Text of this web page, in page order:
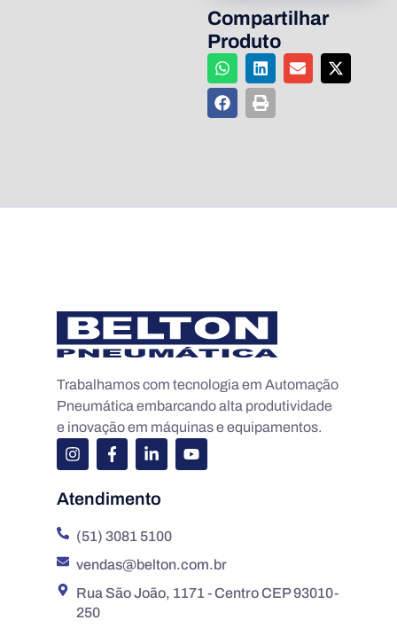
Compartilhar
Produto
Trabalhamos com tecnologia em Automação
Pneumática embarcando alta produtividade
e inovação em máquinas e equipamentos.
Atendimento
(51) 3081 5100
vendas@belton.com.br
Rua São João, 1171 - Centro CEP 93010-
250